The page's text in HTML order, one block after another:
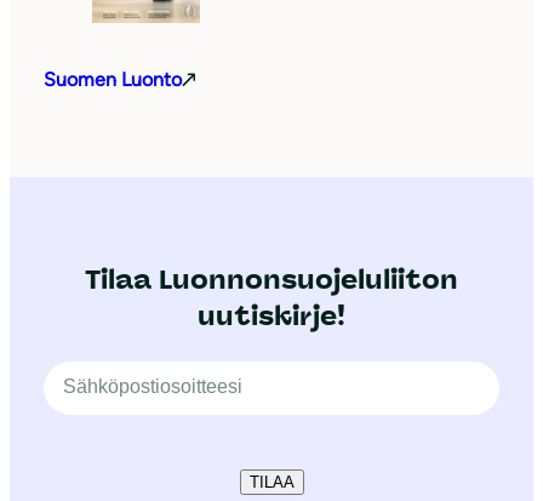
Suomen Luonto
Tilaa Luonnonsuojeluliiton
uutiskirje!
TILAA